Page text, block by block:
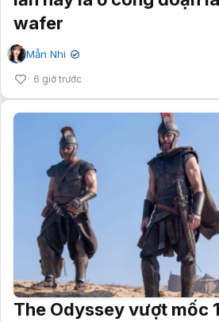
wafer
Mẫn Nhi ✔
6 giờ trước
The Odyssey vượt mốc